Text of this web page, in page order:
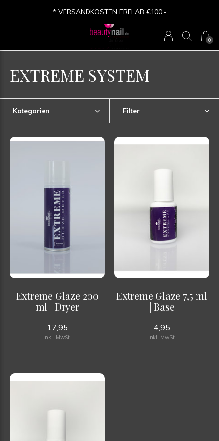
0
* VERSANDKOSTEN FREI AB €100,-
EXTREME SYSTEM
Kategorien Filter
Extreme Glaze 200
ml | Dryer
17,95
Inkl. MwSt.
Extreme Glaze 7,5 ml
| Base
4,95
Inkl. MwSt.